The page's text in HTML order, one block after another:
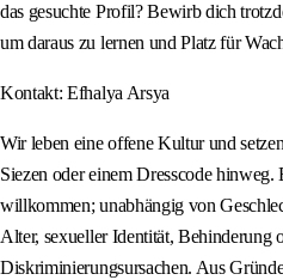
das gesuchte Profil? Bewirb dich
um daraus zu lernen und Platz für
Kontakt: Efhalya Arsya
Wir leben eine offene Kultur und
Siezen oder einem Dresscode
willkommen; unabhängig von
Alter, sexueller Identität, Behinderung
Diskriminierungsursachen. Aus